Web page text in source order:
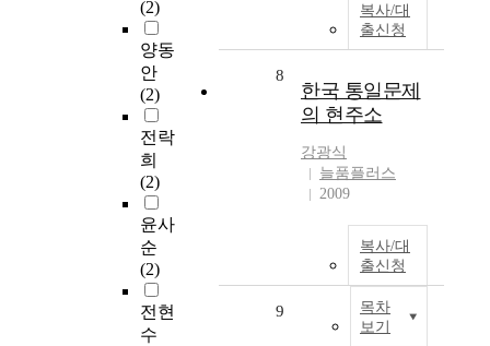
(2)
양동
안
(2)
전락
희
(2)
윤사
순
(2)
전현
수
복사/대
출신청
8
한국 통일문제
의 현주소
강광식
늘품플러스
2009
복사/대
출신청
목차
보기
9